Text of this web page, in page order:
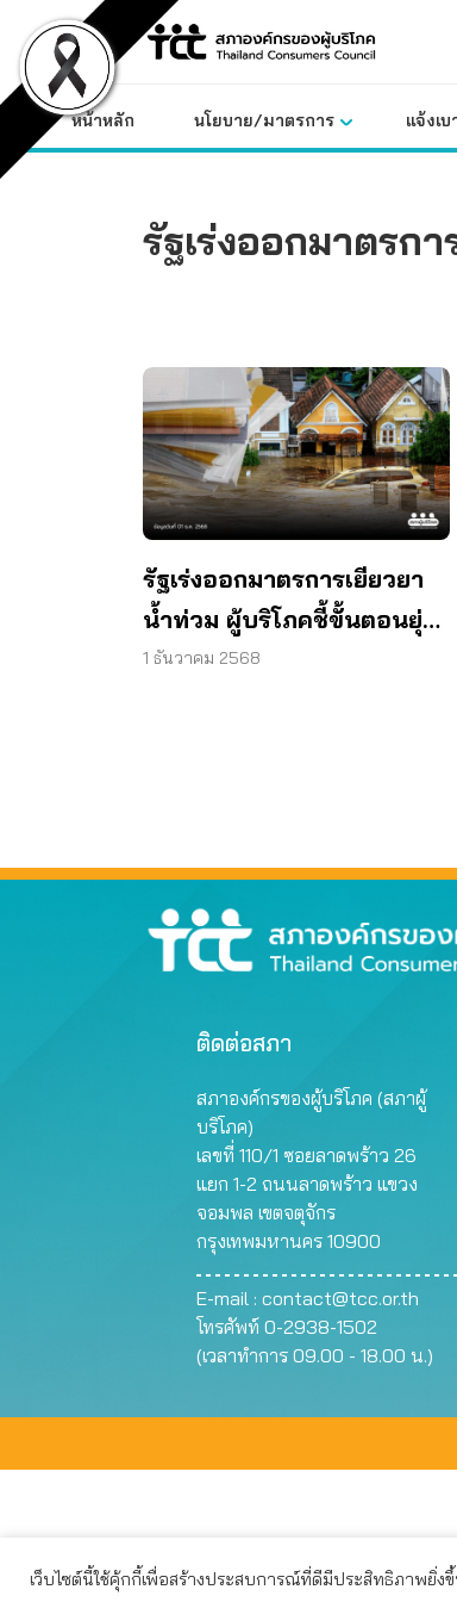
content
หน้าหลัก นโยบาย/มาตรการ แจ้งเ
รัฐเร่งออกมาตรก
รัฐเร่งออกมาตรการเยียวยา
น้ำท่วม ผู้บริโภคชี้ขั้นตอนยุ่ง
ยาก
1 ธันวาคม 2568
ติดต่อสภา
สภาองค์กรของผู้บริโภค (สภาผู้
บริโภค)
เลขที่ 110/1 ซอยลาดพร้าว 26
แยก 1-2 ถนนลาดพร้าว แขวง
จอมพล เขตจตุจักร
กรุงเทพมหานคร 10900
E-mail : contact@tcc.or.th
โทรศัพท์ 0-2938-1502
(เวลาทำการ 09.00 - 18.00 น.)
เว็บไซต์นี้ใช้คุ้กกี้เพื่อสร้างประสบการณ์ที่ดีมีประสิทธิภาพยิ่ง
เว็บไซต์นี้ใช้คุกกี้เพื่อมอบประสบการณ์การใช้งาน